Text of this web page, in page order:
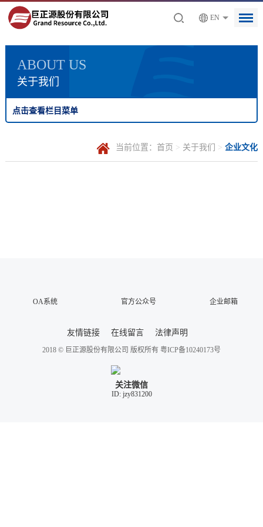
EN
ABOUT US
关于我们
点击查看栏目菜单
当前位置：首页 > 关于我们 >企业文化
OA系统 官方公众号 企业邮箱
友情链接 在线留言 法律声明
2018 © 巨正源股份有限公司 版权所有 粤ICP备10240173号
关注微信
ID: jzy831200